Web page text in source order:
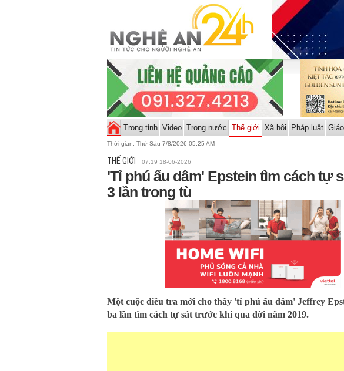
Trong tỉnh Video Trong nước Thế giới Xã hội Pháp luật
Thời gian: Thứ Sáu 7/8/2026 05:25 AM
THẾ GIỚI 07:19 18-06-2026
'Tỉ phú ấu dâm' Epstein tìm cách tự
3 lần trong tù
Một cuộc điều tra mới cho thấy 'tỉ phú ấu dâm' Jeffrey
ba lần tìm cách tự sát trước khi qua đời năm 2019.